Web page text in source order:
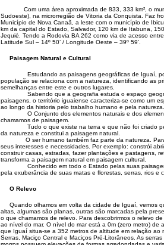
Com uma área aproximada de 833, 333 km², o
Sudoeste), na microrregião de Vitoria da Conquista. Faz
Município de Nova Canaã, a leste com o município de
km da capital do Estado, Salvador, 120 km de Itabuna,
Jequié. Tendo a Rodovia BA 262 como via de acesso
Latitude Sul – 14º 50’ / Longitude Oeste – 39º 59’.
Paisagem Natural e Cultural
Estudando as paisagens geográficas de Iguaí,
população se relaciona com a natureza, identificando as
semelhanças entre este e outros lugares.
Sabendo que a geografia estuda o espaço
paisagens, o território iguaiense caracteriza-se como um
ao longo da historia pelo trabalho humano e pela natureza.
O Conjunto dos elementos naturais e dos elementos
chamamos de paisagem.
Tudo o que existe na terra e que não foi criado pelo
da natureza e constitui a paisagem natural.
O ser humano também faz parte da natureza. Para
seus interesses e necessidades. Por exemplo: constrói
construir casas, estradas, fazer plantações e pastagens,
transforma a paisagem natural em paisagem cultural.
Conhecido em todo o Estado pelas suas paisagens
pela exuberância de suas matas e florestas, serras, rios
O Relevo
Quando olhamos em volta da cidade de Iguaí, vemos
altas, algumas são planas, outras são marcadas pela
o que chamamos de relevo. Para descobrirmos o relevo
ao nível do mar. O nível do mar está a 0m (zero metro)
que Iguaí situa-se a 352 metros de altitude em relação
Serras, Maciço Central e Maciços Pré-Litorâneos. As